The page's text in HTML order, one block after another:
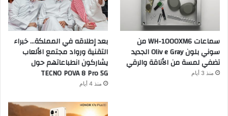
سماعات WH-1000XM6 من
سوني بلون Oliv e Gray الجديد
تضفي لمسة من الأناقة والرقي
منذ 3 أيام
بعد إطلاقه في المملكة… خبراء
التقنية ورواد مجتمع الألعاب
يشاركون انطباعاتهم حول
TECNO POVA 8 Pro 5G
منذ 4 أيام